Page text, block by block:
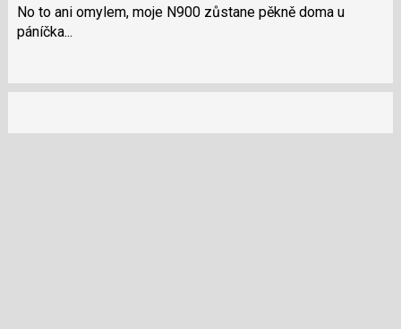
nový
názor
použít
i
pro
No to ani omylem, moje N900 zůstane pěkně doma u
páníčka...